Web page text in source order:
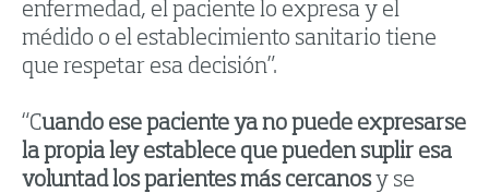
enfermedad, el paciente lo expresa y el
médido o el establecimiento sanitario tiene
que respetar esa decisión”.
“Cuando ese paciente ya no puede expresarse
la propia ley establece que pueden suplir esa
voluntad los parientes más cercanosy se